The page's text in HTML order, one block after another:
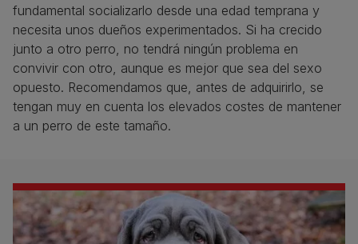
fundamental socializarlo desde una edad temprana y
necesita unos dueños experimentados. Si ha crecido
junto a otro perro, no tendrá ningún problema en
convivir con otro, aunque es mejor que sea del sexo
opuesto. Recomendamos que, antes de adquirirlo, se
tengan muy en cuenta los elevados costes de mantener
a un perro de este tamaño.